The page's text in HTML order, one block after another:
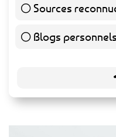
Sources
Blogs personnels